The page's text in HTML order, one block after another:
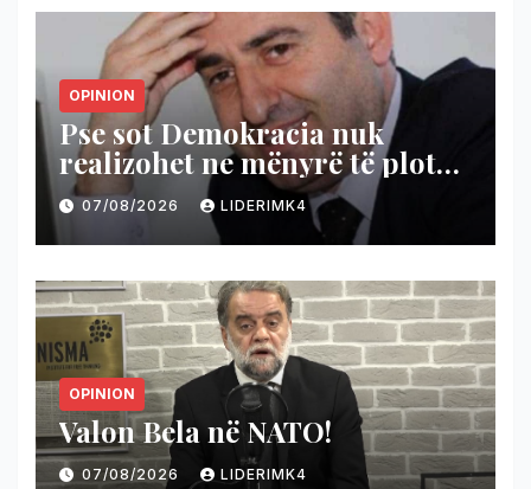
OPINION
Pse sot Demokracia nuk
realizohet ne mënyrë të plotë
dhe reale?
07/08/2026 LIDERIMK4
OPINION
Valon Bela në NATO!
07/08/2026 LIDERIMK4